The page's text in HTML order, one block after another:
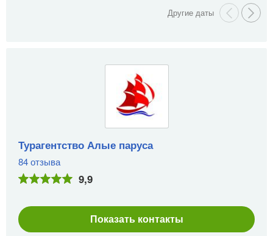
Турагентство Алые паруса
84 отзыва
9,9
Показать контакты